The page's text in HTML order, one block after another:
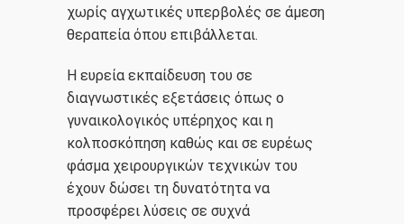
χωρίς αγχωτικές υπερβολές σε άμεση
θεραπεία όπου επιβάλλεται.
Η ευρεία εκπαίδευση του σε
διαγνωστικές εξετάσεις όπως ο
γυναικολογικός υπέρηχος και η
κολποσκόπηση καθώς και σε ευρέως
φάσμα χειρουργικών τεχνικών του
έχουν δώσει τη δυνατότητα να
προσφέρει λύσεις σε συχνά